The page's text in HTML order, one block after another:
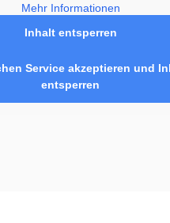
Mehr Informationen
Inhalt entsperren
Service akzeptieren und
entsperren